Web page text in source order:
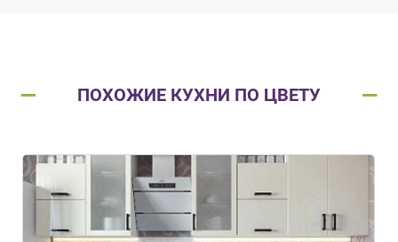
ПОХОЖИЕ КУХНИ ПО ЦВЕТУ